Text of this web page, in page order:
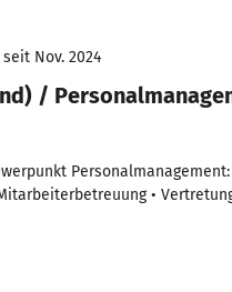
Nov. 2024
/
•